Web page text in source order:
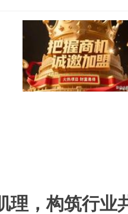
理，构筑行业